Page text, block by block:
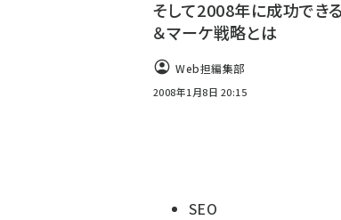
そして2008年に成功でき
＆マーケ戦略とは
Web担編集部
2008年1月8日 20:15
SEO